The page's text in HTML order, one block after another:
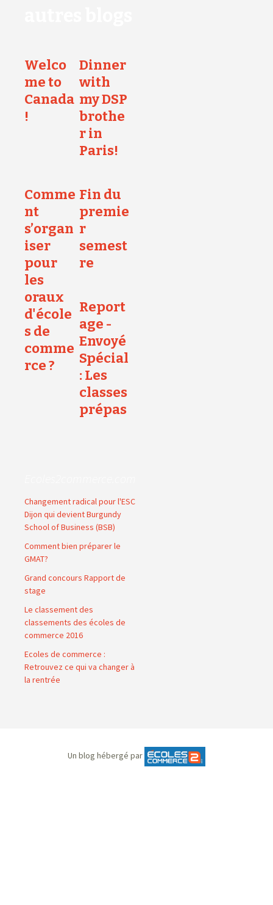
Welco
me to
Canada
!
Dinner
with
my DSP
brothe
r in
Paris!
Comme
nt
s’organ
iser
pour
les
oraux
d'école
s de
comme
rce ?
Fin du
premie
r
semest
re
Report
age -
Envoyé
Spécial
: Les
classes
prépas
Changement radical pour l'ESC
Dijon qui devient Burgundy
School of Business (BSB)
Comment bien préparer le
GMAT?
Grand concours Rapport de
stage
Le classement des
classements des écoles de
commerce 2016
Ecoles de commerce :
Retrouvez ce qui va changer à
la rentrée
Un blog hébergé par